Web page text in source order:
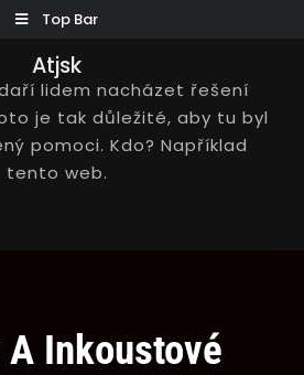
Top Bar
Atjsk
lidem nacházet řešení
je tak důležité, aby tu byl
pomoci. Kdo? Například
tento web.
A Inkoustové